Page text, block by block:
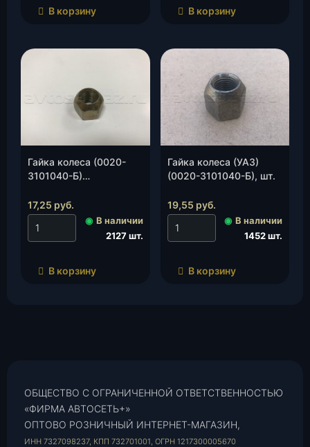
В корзину В корзину
Гайка колеса (0020-
3101040-Б)
шт.
17,25 руб.
◉ В наличии
2127 шт.
В корзину
Гайка колеса (УАЗ)
(0020-3101040-Б), шт.
19,55 руб.
◉ В наличии
1452 шт.
В корзину
ОБЩЕСТВО С ОГРАНИЧЕННОЙ ОТВЕТСТВЕННОСТЬЮ
«ФИРМА АВТОСЕТЬ+»
ОПТОВО РОЗНИЧНЫЙ ИНТЕРНЕТ-МАГАЗИН,
ИНН 7327098237, КПП 732701001, ОГРН 1217300005670